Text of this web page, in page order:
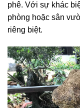
phê. Với sự khác
phòng hoặc sân
riêng biệt.